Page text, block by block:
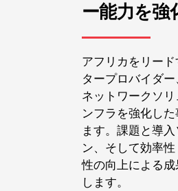
ー能力を強
アフリカをリー
タープロバイダ
ネットワークソ
ンフラを強化し
ます。課題と導
ン、そして効率
性の向上による
します。